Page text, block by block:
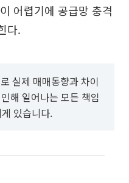
어렵기에 공급망 충격
다.
실제 매매동향과 차이
해 일어나는 모든 책임
있습니다.